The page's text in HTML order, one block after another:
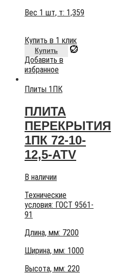
Вес 1 шт, т: 1,359
Купить в 1 клик
Купить
Добавить в
избранное
Плиты 1ПК
ПЛИТА
ПЕРЕКРЫТИЯ
1ПК 72-10-
12,5-АТV
В наличии
Технические
условия: ГОСТ 9561-
91
Длина, мм: 7200
Ширина, мм: 1000
Высота, мм: 220